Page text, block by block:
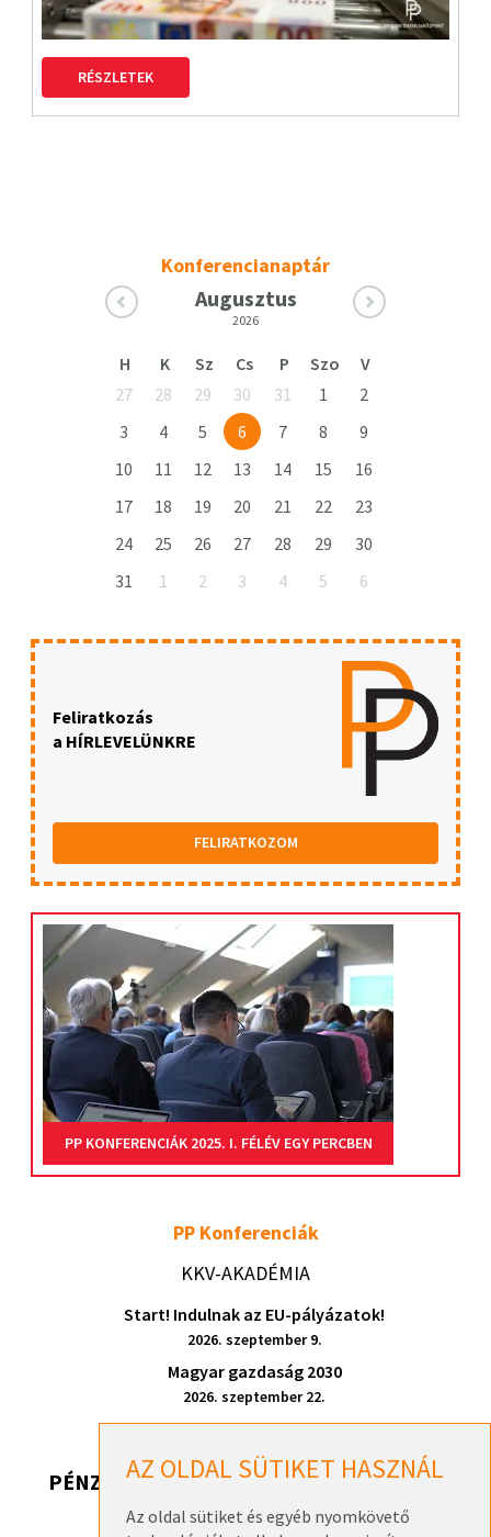
AZ OLDAL SÜTIKET HASZNÁL
Az oldal sütiket és egyéb nyomkövető
RÉSZLETEK
Konferencianaptár
Augusztus
2026
H K Sz Cs P Szo
V
27
28 29 30 31 1
2
3
4 5 6 7 8
9
10
11 12 13 14 15
16
17
18 19 20 21 22
23
24
25 26 27 28 29
30
31
1 2 3 4 5 6
Feliratkozás
a HÍRLEVELÜNKRE
FELIRATKOZOM
PP KONFERENCIÁK 2025. I. FÉLÉV EGY PERCBEN
PP Konferenciák
KKV-AKADÉMIA
Start! Indulnak az EU-pályázatok!
2026. szeptember 9.
Magyar gazdaság 2030
2026. szeptember 22.
PÉNZ, DE HONNAN? 2026
Pénz, de honnan? 2026 – Székesfehérvár